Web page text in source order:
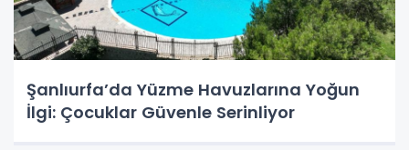
Şanlıurfa’da Yüzme Havuzlarına Yoğun
İlgi: Çocuklar Güvenle Serinliyor